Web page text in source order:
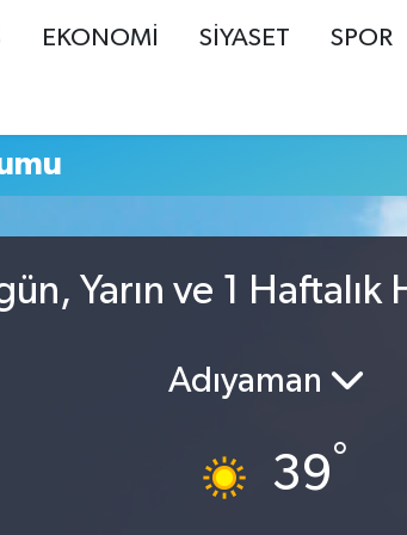
EKONOMİ SİYASET SPOR
Yarın ve 1
Adıyaman
39°